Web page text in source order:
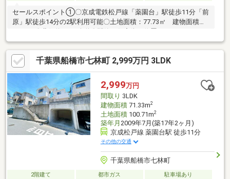
セールスポイント①〇京成電鉄松戸線「薬園台」駅徒歩11分「前
原」駅徒歩14分の2駅利用可能〇土地面積：77.73㎡ 建物面積
千葉県船橋市七林町 2,999万円 3LDK
2,999万円
間取り 3LDK
建物面積71.33m2
土地面積100.71m2
築年月 2009年7月(築17年2ヶ月)
京成松戸線 薬園台駅 徒歩11分
その他の交通
千葉県船橋市七林町
2階建て 都市ガス 駐車場あり